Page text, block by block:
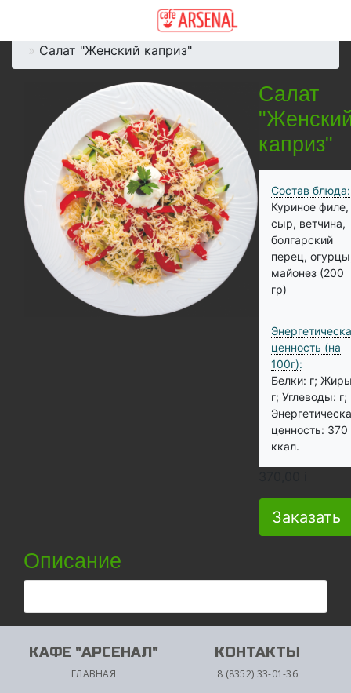
Салаты
Салат "Женский каприз"
Салат
каприз"
Состав блюда:
Куриное филе,
сыр, ветчина,
болгарский
перец,
майонез (200
гр)
ценность (на
100г):
Белки: г;
г; Углеводы: г;
ценность: 370
ккал.
Заказать
Описание
КАФЕ "АРСЕНАЛ"
ГЛАВНАЯ
КОНТАКТЫ
8 (8352) 33-01-36